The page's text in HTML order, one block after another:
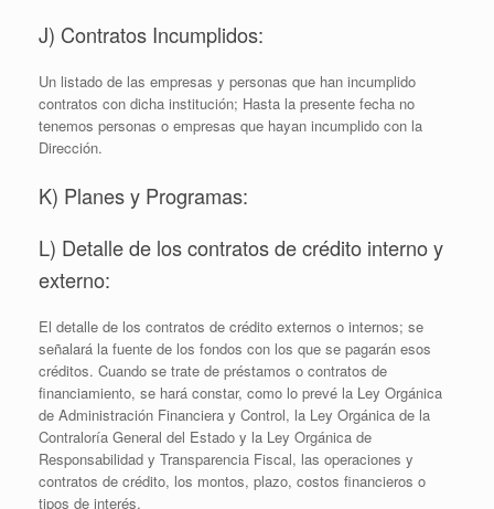
J) Contratos Incumplidos:
Un listado de las empresas y personas que han incumplido
contratos con dicha institución; Hasta la presente fecha no
tenemos personas o empresas que hayan incumplido con la
Dirección.
K) Planes y Programas:
L) Detalle de los contratos de crédito interno y
externo:
El detalle de los contratos de crédito externos o internos; se
señalará la fuente de los fondos con los que se pagarán esos
créditos. Cuando se trate de préstamos o contratos de
financiamiento, se hará constar, como lo prevé la Ley Orgánica
de Administración Financiera y Control, la Ley Orgánica de la
Contraloría General del Estado y la Ley Orgánica de
Responsabilidad y Transparencia Fiscal, las operaciones y
contratos de crédito, los montos, plazo, costos financieros o
tipos de interés.